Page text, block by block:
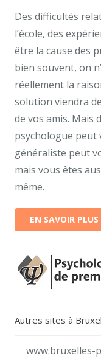
Des difficultés
l’école, des
être la cause des
bien souvent, on
réellement la
solution viendra
de vos amis. Mais
psychologue peut
généraliste peut
mais vous êtes
même.
EN SAVOIR PLUS
Autres sites à
www.bruxelles-